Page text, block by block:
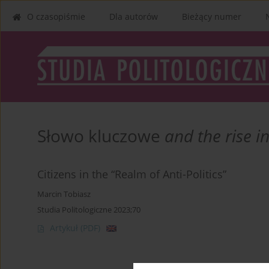
O czasopiśmie Dla autorów Bieżący numer
Słowo kluczowe and the rise in
Citizens in the “Realm of Anti-Politics”
Marcin Tobiasz
Studia Politologiczne 2023;70
Artykuł (PDF)